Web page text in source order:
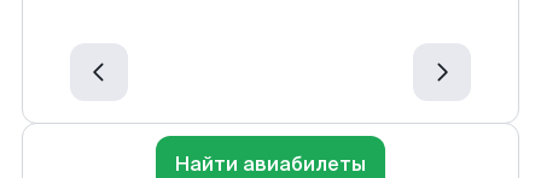
Найти авиабилеты